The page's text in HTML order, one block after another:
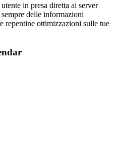
in presa diretta ai server
delle informazioni
repentine ottimizzazioni sulle tue